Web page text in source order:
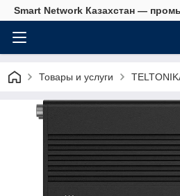
Smart Network Казахстан —
Товары и услуги